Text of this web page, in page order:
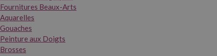
Fournitures Beaux-Arts
Aquarelles
Gouaches
Peinture aux Doigts
Brosses